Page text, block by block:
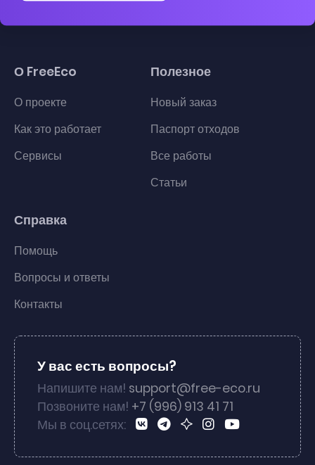
О FreeEco
О проекте
Как это работает
Сервисы
Полезное
Новый заказ
Паспорт отходов
Все работы
Статьи
Справка
Помощь
Вопросы и ответы
Контакты
У вас есть вопросы?
Напишите нам! support@free-eco.ru
Позвоните нам! +7 (996) 913 41 71
Мы в соц.сетях: